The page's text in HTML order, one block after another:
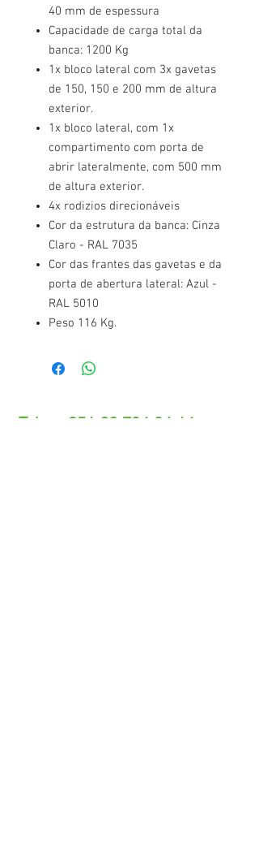
40 mm de espessura
Capacidade de carga total da
banca: 1200 Kg
1x bloco lateral com 3x gavetas
de 150, 150 e 200 mm de altura
exterior.
1x bloco lateral, com 1x
compartimento com porta de
abrir lateralmente, com 500 mm
de altura exterior.
4x rodizios direcionáveis
Cor da estrutura da banca: Cinza
Claro - RAL 7035
Cor das frantes das gavetas e da
porta de abertura lateral: Azul -
RAL 5010
Peso 116 Kg.
Tel.: + 351 22 784 04 14